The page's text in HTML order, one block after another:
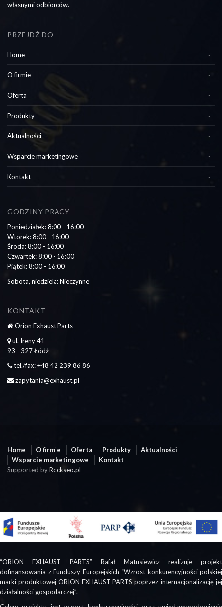
własnymi odbiorców.
PRZEJDŹ DO
Home
O firmie
Oferta
Produkty
Aktualności
Wsparcie marketingowe
Kontakt
GODZINY PRACY
Poniedziałek: 8:00 - 16:00
Wtorek: 8:00 - 16:00
Środa: 8:00 - 16:00
Czwartek: 8:00 - 16:00
Piątek: 8:00 - 16:00
Sobota, niedziela: Nieczynne
KONTAKT
Orion Exhaust Parts
ul. Ireny 41
93 - 327 Łódź
tel./fax: +48 42 239 86 86
zapytania@exhaust.pl
Home O firmie Oferta Produkty
Aktualności
Wsparcie marketingowe
Kontakt
Supported byRockseo.pl
“ORION EXHAUST PARTS” Rafał Matusiewicz realizuje projekt
dofinansowania z Funduszy Europejskich “Wzrost konkurencyjności polskiej
marki produktowej ORION EXHAUST PARTS poprzez internacjonalizację jej
działalności gospodarczej”.